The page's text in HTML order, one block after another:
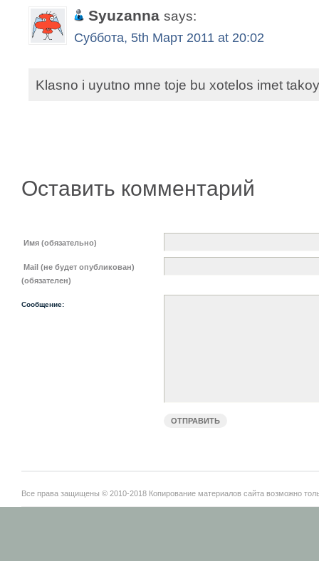
Syuzanna says:
Суббота, 5th Март 2011 at 20:02
Klasno i uyutno mne toje bu xotelos imet
Оставить комментарий
Имя (обязательно)
Mail (не будет опубликован)
(обязателен)
Сообщение:
Все права защищены © 2010-2018 Копирование материалов сайта возможно